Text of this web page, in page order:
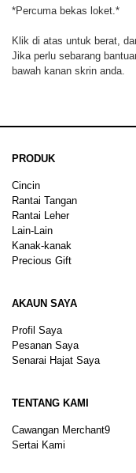
*Percuma bekas loket.*
Klik di atas untuk berat,
Jika perlu sebarang
bawah kanan skrin anda.
PRODUK
Cincin
Rantai Tangan
Rantai Leher
Lain-Lain
Kanak-kanak
Precious Gift
AKAUN SAYA
Profil Saya
Pesanan Saya
Senarai Hajat Saya
TENTANG KAMI
Cawangan Merchant9
Sertai Kami